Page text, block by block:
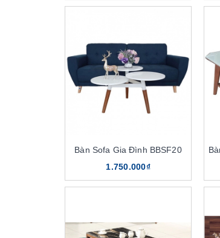
Bàn Sofa Gia Đình BBSF20
1.750.000₫